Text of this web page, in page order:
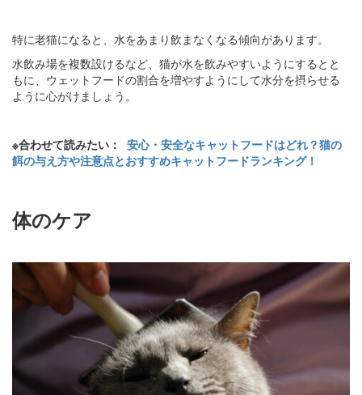
特に老猫になると、水をあまり飲まなくなる傾向があります。
水飲み場を複数設けるなど、猫が水を飲みやすいようにするとと
もに、ウェットフードの割合を増やすようにして水分を摂らせる
ように心がけましょう。
※合わせて読みたい： 安心・安全なキャットフードはどれ？猫の
餌の与え方や注意点とおすすめキャットフードランキング！
体のケア